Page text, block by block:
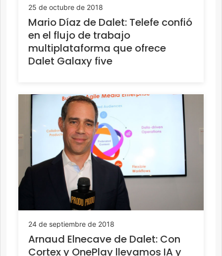
25 de octubre de 2018
Mario Díaz de Dalet: Telefe confió
en el flujo de trabajo
multiplataforma que ofrece
Dalet Galaxy five
24 de septiembre de 2018
Arnaud Elnecave de Dalet: Con
Cortex y OnePlay llevamos IA y